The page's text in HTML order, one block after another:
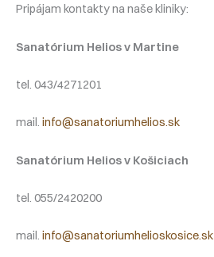
Pripájam kontakty na naše kliniky:
Sanatórium Helios v Martine
tel. 043/4271201
mail. info@sanatoriumhelios.sk
Sanatórium Helios v Košiciach
tel. 055/2420200
mail. info@sanatoriumhelioskosice.sk